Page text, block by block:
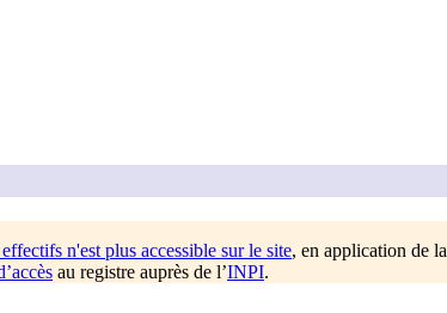
n'est plus accessible sur le site, en application de la
au registre auprès de l’INPI.